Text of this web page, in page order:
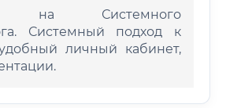
на Системного
Системный подход к
личный кабинет,